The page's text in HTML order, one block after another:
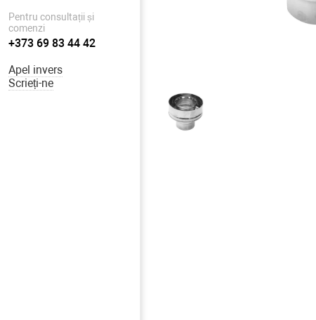
Pentru consultații și
comenzi
+373 69 83 44 42
Apel invers
Scrieți-ne